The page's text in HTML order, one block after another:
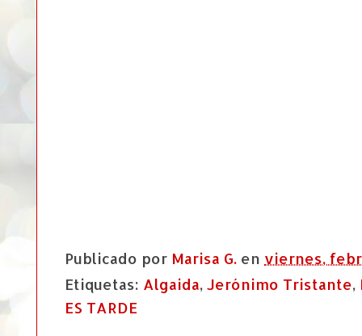
Publicado por Marisa G. en viernes,
Etiquetas: Algaida, Jerónimo Tristante,
ES TARDE